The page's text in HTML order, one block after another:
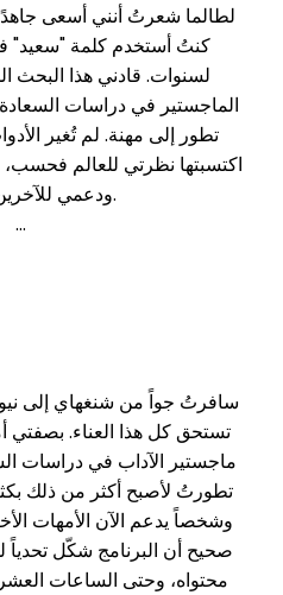
لطالما شعرتُ أنني أسعى
كنتُ أستخدم كلمة "سعيد"
لسنوات. قادني هذا البحث
الماجستير في دراسات
تطور إلى مهنة. لم تُغير
اكتسبتها نظرتي للعالم
ودعمي
وخاصةً آشلي - الذين اطلعوا
- وصولًا إلى الإلهام الذي
تواصلتُ بعمق مع زملائي
ووجدتُ وضوحًا في كيفية خدمة
الدفعة الأولى أكثر أهمية
شخص أفضل وأكثر اكتمالًا بفضل هذه التجربة.
سافرتُ جواً من شنغهاي إلى
تستحق كل هذا العناء. بصفتي
ماجستير الآداب في دراسات
تطورتُ لأصبح أكثر من ذلك
وشخصاً يدعم الآن الأمهات
صحيح أن البرنامج شكّل تحدياً
محتواه، وحتى الساعات